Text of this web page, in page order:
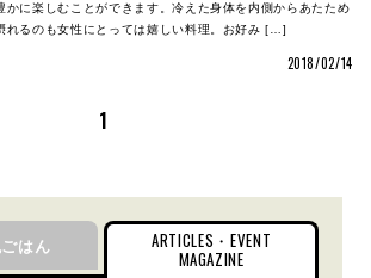
かに楽しむことができます。冷えた身体を内側からあたため
れるのも女性にとっては嬉しい料理。お好み […]
2018/02/14
1
はん
ARTICLES・EVENT
MAGAZINE